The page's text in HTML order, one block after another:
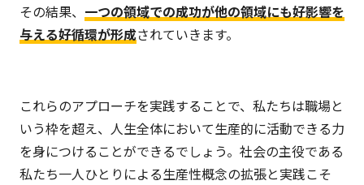
その結果、 一つの領域での成功が他の領域にも好影響を
与える好循環が形成されていきます。
これらのアプローチを実践することで、私たちは職場と
いう枠を超え、人生全体において生産的に活動できる力
を身につけることができるでしょう。社会の主役である
私たち一人ひとりによる生産性概念の拡張と実践こそ